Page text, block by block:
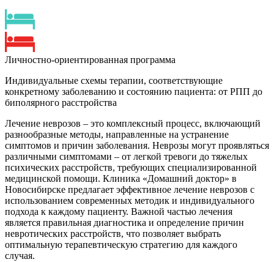
Личностно-ориентированная программа
Индивидуальные схемы терапии, соответствующие
конкретному заболеванию и состоянию пациента: от РПП до
биполярного расстройства
Лечение неврозов – это комплексный процесс, включающий
разнообразные методы, направленные на устранение
симптомов и причин заболевания. Неврозы могут проявляться
различными симптомами – от легкой тревоги до тяжелых
психических расстройств, требующих специализированной
медицинской помощи. Клиника «Домашний доктор» в
Новосибирске предлагает эффективное лечение неврозов с
использованием современных методик и индивидуального
подхода к каждому пациенту. Важной частью лечения
является правильная диагностика и определение причин
невротических расстройств, что позволяет выбрать
оптимальную терапевтическую стратегию для каждого
случая.